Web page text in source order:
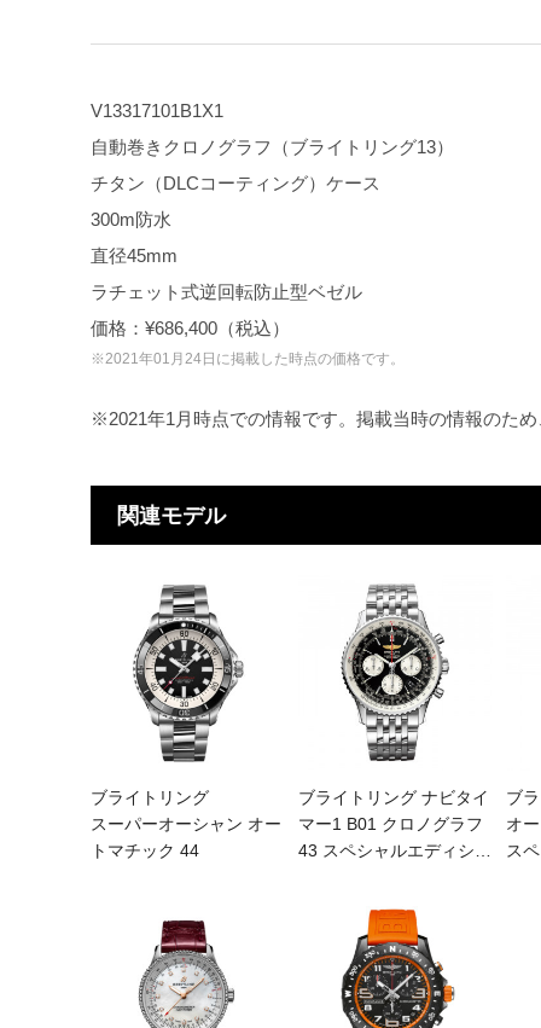
V13317101B1X1
自動巻きクロノグラフ（ブライトリング13）
チタン（DLCコーティング）ケース
300m防水
直径45mm
ラチェット式逆回転防止型ベゼル
価格：¥686,400（税込）
※2021年01月24日に掲載した時点の価格です。
※2021年1月時点での情報です。掲載当時の情報のた
関連モデル
ブライトリング
スーパーオーシャン オー
トマチック 44
ブライトリング ナビタイ
マー1 B01 クロノグラフ
43 スペシャルエディシ
ブ
オ
ス